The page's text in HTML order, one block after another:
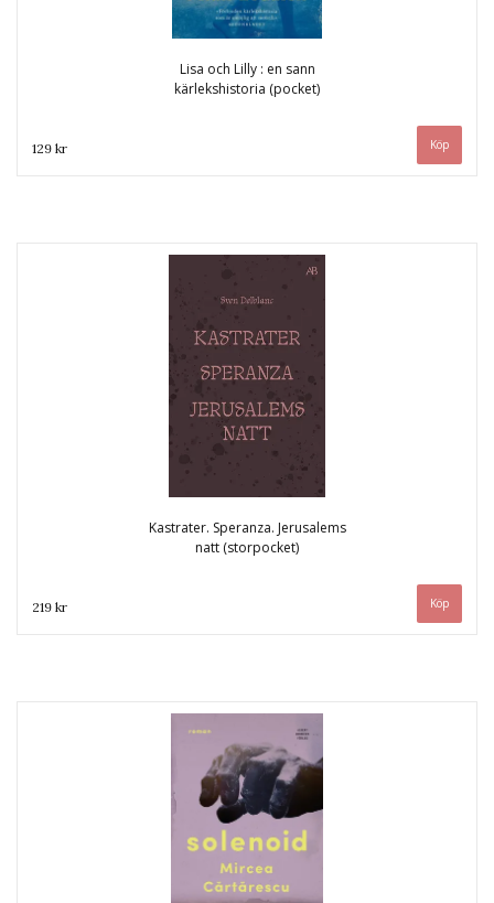
Lisa och Lilly : en sann
kärlekshistoria (pocket)
129 kr
Kastrater. Speranza. Jerusalems
natt (storpocket)
219 kr